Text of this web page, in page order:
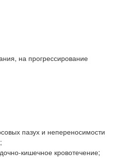
на прогрессирование
пазух и непереносимости
кишечное кровотечение;